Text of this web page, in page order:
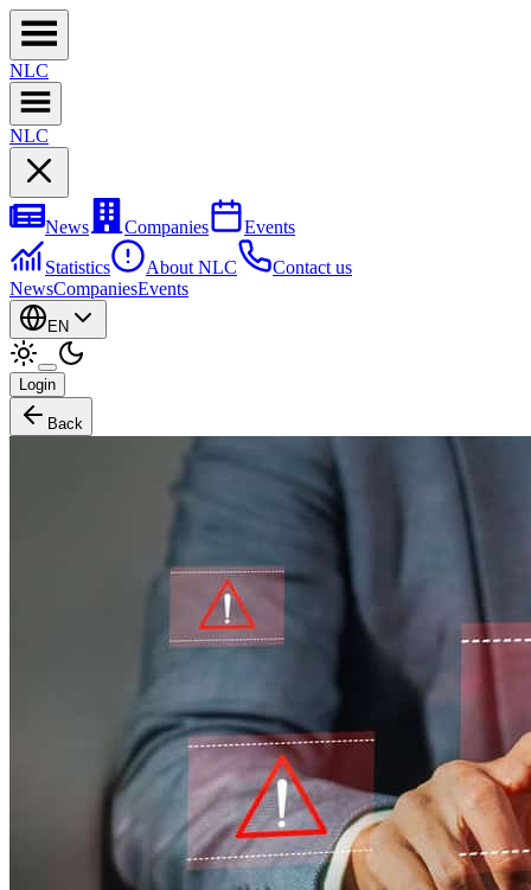
NLC
NLC
News Companies
Events
Statistics
About NLC
Contact us
NewsCompaniesEvents
EN
Login
Back